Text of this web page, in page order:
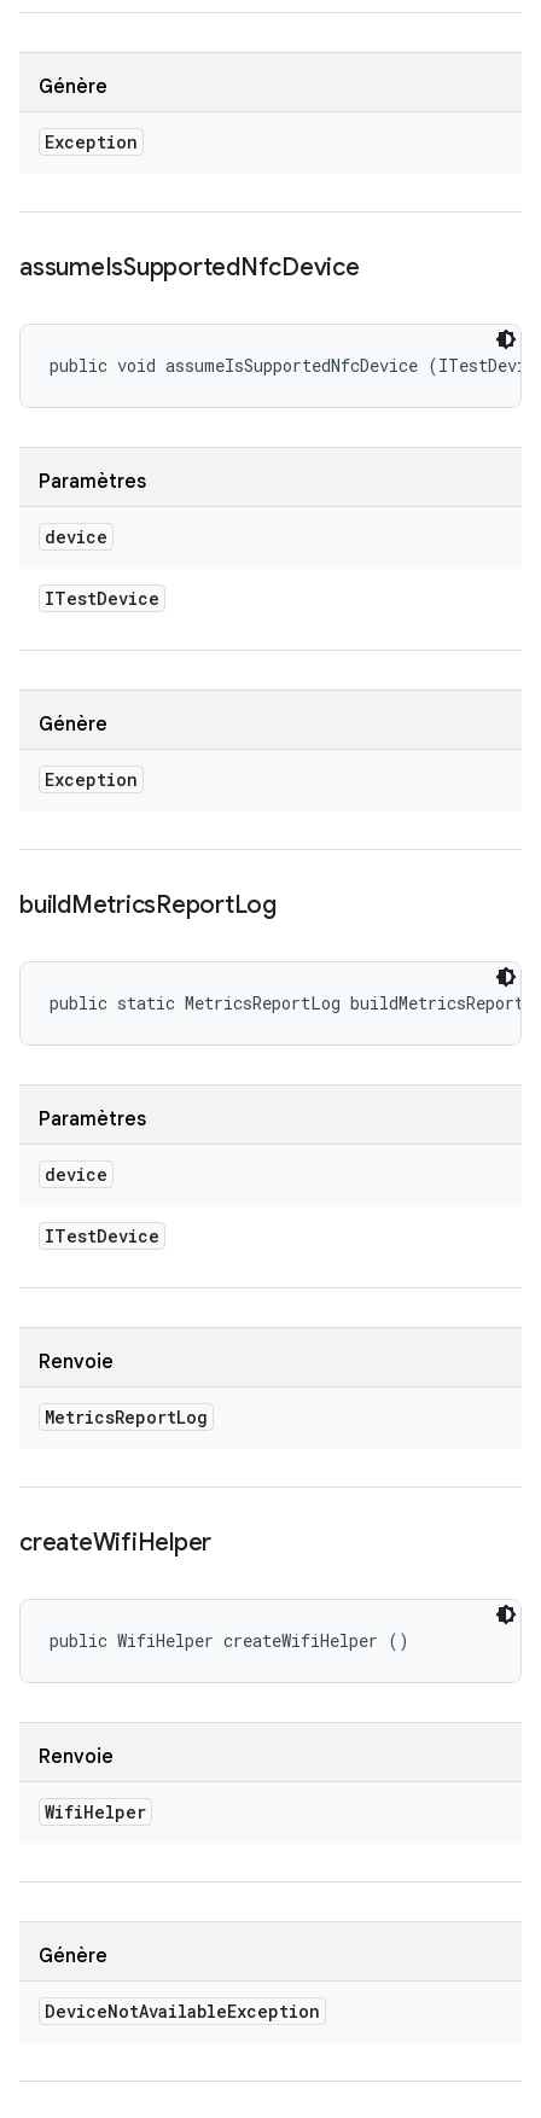
Génère
Exception
assumeIsSupportedNfcDevice
public void assumeIsSupportedNfcDevice
Paramètres
device
ITestDevice
Génère
Exception
buildMetricsReportLog
public static MetricsReportLog
Paramètres
device
ITestDevice
Renvoie
MetricsReportLog
createWifiHelper
public WifiHelper createWifiHelper ()
Renvoie
WifiHelper
Génère
DeviceNotAvailableException